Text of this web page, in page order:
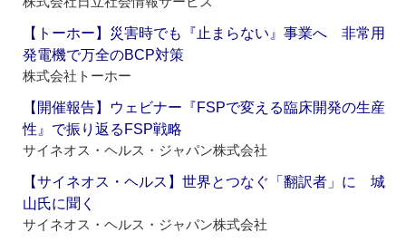
【トーホー】災害時でも『止まらない』事業へ 非常用
発電機で万全のBCP対策
株式会社トーホー
【開催報告】ウェビナー『FSPで変える臨床開発の生産
性』で振り返るFSP戦略
サイネオス・ヘルス・ジャパン株式会社
【サイネオス・ヘルス】世界とつなぐ「翻訳者」に 城
山氏に聞く
サイネオス・ヘルス・ジャパン株式会社